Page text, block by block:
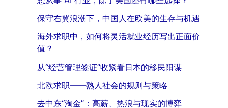
保守右翼浪潮下，中国人在欧美的生存与机遇
海外求职中，如何将灵活就业经历写出正面价
值？
从“经营管理签证”收紧看日本的移民阳谋
北欧求职——熟人社会的规则与策略
去中东“淘金”：高薪、热浪与现实的博弈